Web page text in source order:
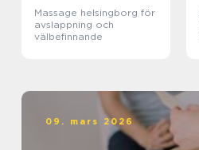
Massage helsingborg för
avslappning och
välbefinnande
09. mars 2026